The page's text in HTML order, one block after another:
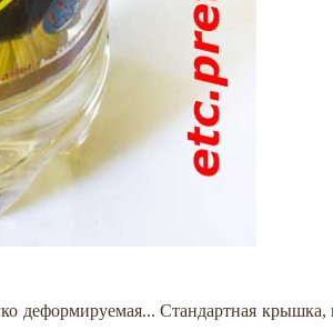
деформируемая... Стандартная крышка,